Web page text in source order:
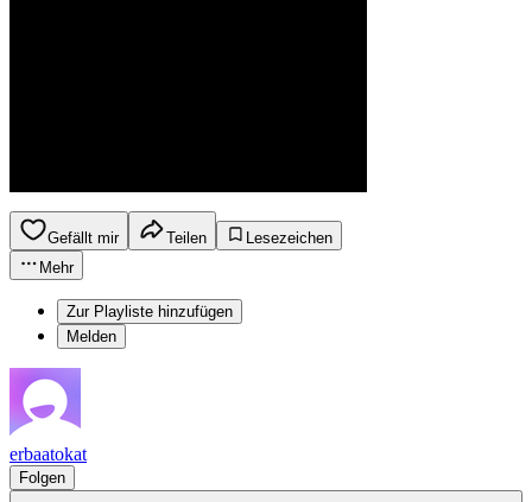
Gefällt mir Teilen
Lesezeichen
Mehr
Zur Playliste hinzufügen
Melden
erbaatokat
Folgen